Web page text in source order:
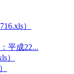
）
平成22...
）